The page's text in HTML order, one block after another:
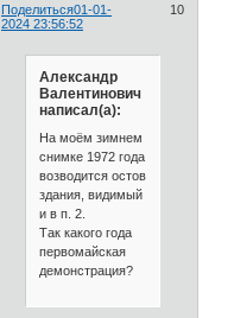
Поделиться 10
01-01-
2024 23:56:52
Александр
Валентинович
написал(а):
На моём зимнем
снимке 1972 года
возводится остов
здания, видимый
и в п. 2.
Так какого года
первомайская
демонстрация?